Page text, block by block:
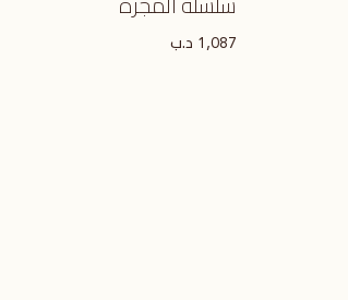
1,087 د.ب